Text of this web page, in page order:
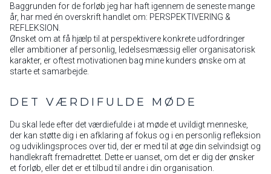
Baggrunden for de forløb jeg har haft igennem de seneste mange
år, har med én overskrift handlet om: PERSPEKTIVERING &
REFLEKSION.
Ønsket om at få hjælp til at perspektivere konkrete udfordringer
eller ambitioner af personlig, ledelsesmæssig eller organisatorisk
karakter, er oftest motivationen bag mine kunders ønske om at
starte et samarbejde.
DET VÆRDIFULDE MØDE
Du skal lede efter det værdiefulde i at møde et uvildigt menneske,
der kan støtte dig i en afklaring af fokus og i en personlig refleksion
og udviklingsproces over tid, der er med til at øge din selvindsigt og
handlekraft fremadrettet. Dette er uanset, om det er dig der ønsker
et forløb, eller det er et tilbud til andre i din organisation.